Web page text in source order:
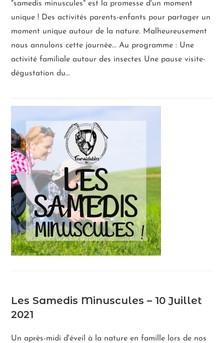
"samedis minuscules" est la promesse d'un moment
unique ! Des activités parents-enfants pour partager un
moment unique autour de la nature. Malheureusement
nous annulons cette journée... Au programme : Une
activité familiale autour des insectes Une pause visite-
dégustation du…
Les Samedis Minuscules – 10 Juillet
2021
Un après-midi d'éveil à la nature en famille lors de nos